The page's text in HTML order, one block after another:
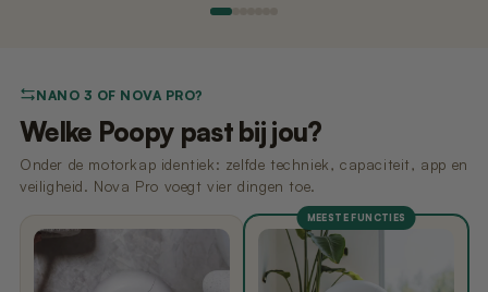
NANO 3 OF NOVA PRO?
Welke Poopy past bij jou?
Onder de motorkap identiek: zelfde techniek, capaciteit, app en
veiligheid. Nova Pro voegt vier dingen toe.
MEESTE FUNCTIES